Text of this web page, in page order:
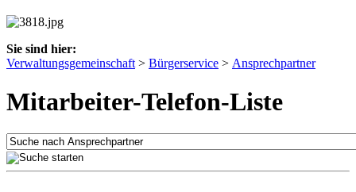
Sie sind hier:
Verwaltungsgemeinschaft > Bürgerservice > Ansprechpartner
Mitarbeiter-Telefon-Liste